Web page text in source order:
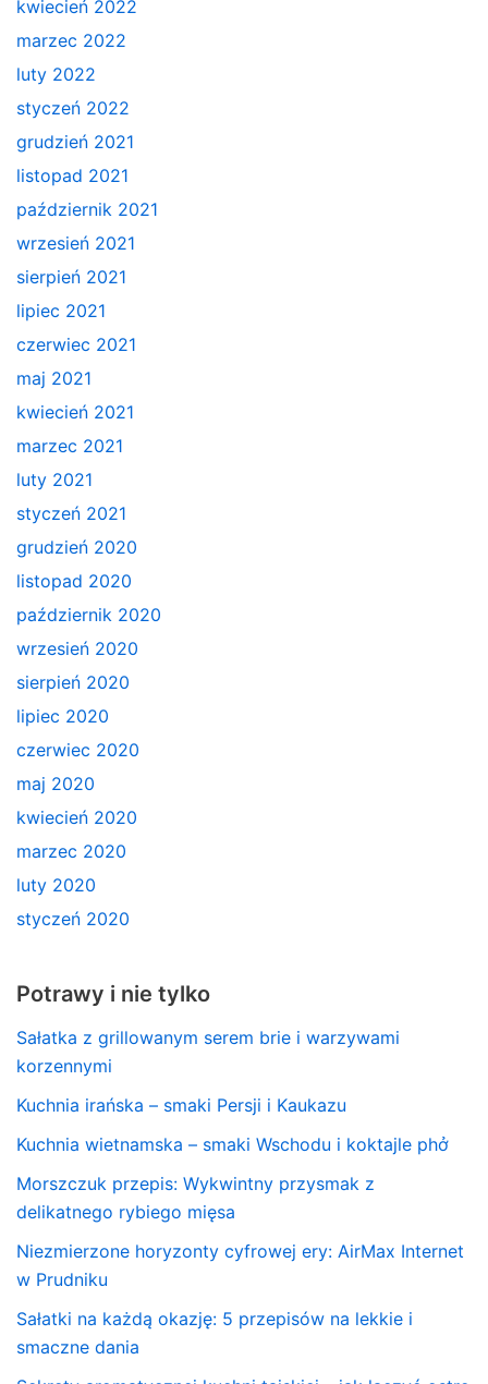
kwiecień 2022
marzec 2022
luty 2022
styczeń 2022
grudzień 2021
listopad 2021
październik 2021
wrzesień 2021
sierpień 2021
lipiec 2021
czerwiec 2021
maj 2021
kwiecień 2021
marzec 2021
luty 2021
styczeń 2021
grudzień 2020
listopad 2020
październik 2020
wrzesień 2020
sierpień 2020
lipiec 2020
czerwiec 2020
maj 2020
kwiecień 2020
marzec 2020
luty 2020
styczeń 2020
Potrawy i nie tylko
Sałatka z grillowanym serem brie i warzywami
korzennymi
Kuchnia irańska – smaki Persji i Kaukazu
Kuchnia wietnamska – smaki Wschodu i koktajle phở
Morszczuk przepis: Wykwintny przysmak z
delikatnego rybiego mięsa
Niezmierzone horyzonty cyfrowej ery: AirMax Internet
w Prudniku
Sałatki na każdą okazję: 5 przepisów na lekkie i
smaczne dania